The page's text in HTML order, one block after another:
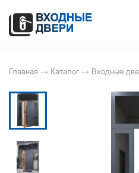
Главная → Каталог → Входные